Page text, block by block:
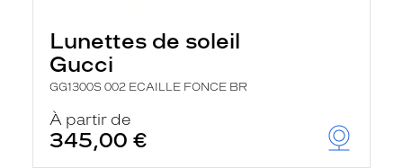
Lunettes de soleil
Gucci
GG1300S 002 ECAILLE FONCE BR
À partir de
345,00 €